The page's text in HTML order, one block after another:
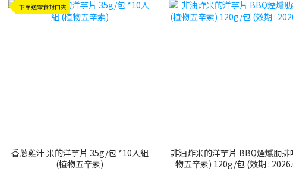
下單送零食封口夾
香蔥雞汁 米的洋芋片 35g/包 *10入組
(植物五辛素)
非油炸米的洋芋片 BBQ煙燻肋排
物五辛素) 120g/包 (效期 :